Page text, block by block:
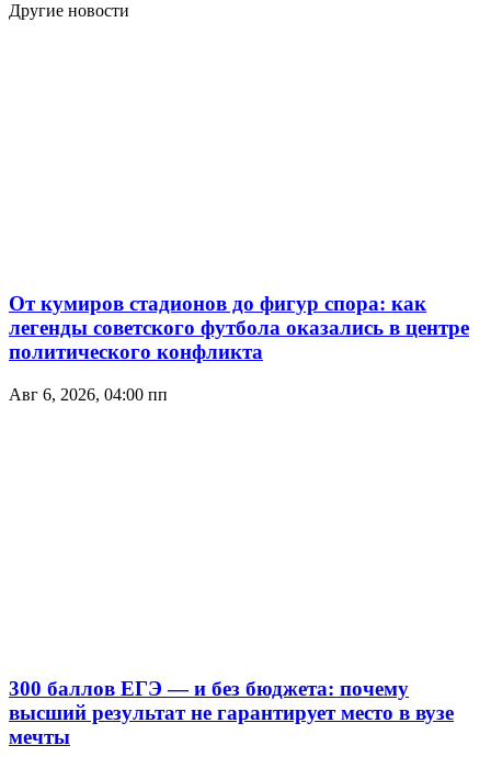
Другие новости
От кумиров стадионов до фигур спора: как
легенды советского футбола оказались в центре
политического конфликта
Авг 6, 2026, 04:00 пп
300 баллов ЕГЭ — и без бюджета: почему
высший результат не гарантирует место в вузе
мечты